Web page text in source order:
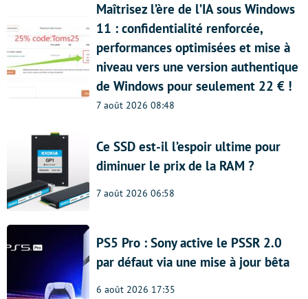
Maîtrisez l’ère de l’IA sous Windows
11 : confidentialité renforcée,
performances optimisées et mise à
niveau vers une version authentique
de Windows pour seulement 22 € !
7 août 2026 08:48
Ce SSD est-il l’espoir ultime pour
diminuer le prix de la RAM ?
7 août 2026 06:58
PS5 Pro : Sony active le PSSR 2.0
par défaut via une mise à jour bêta
6 août 2026 17:35